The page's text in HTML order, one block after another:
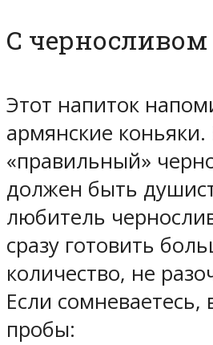
С черносливом
Этот напиток
армянские
«правильный»
должен быть
любитель
сразу готовить
количество, не
Если сомневаетесь,
пробы: